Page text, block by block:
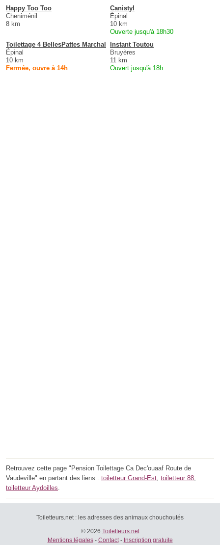
Happy Too Too
Cheniménil
8 km
Canistyl
Épinal
10 km
Ouverte jusqu'à 18h30
Toilettage 4 BellesPattes Marchal
Épinal
10 km
Fermée, ouvre à 14h
Instant Toutou
Bruyères
11 km
Ouvert jusqu'à 18h
Retrouvez cette page "Pension Toilettage Ca Dec'ouaaf Route de
Vaudeville" en partant des liens : toiletteur Grand-Est, toiletteur 88,
toiletteur Aydoilles.
Toiletteurs.net : les adresses des animaux chouchoutés
© 2026 Toiletteurs.net
Mentions légales- Contact- Inscription gratuite